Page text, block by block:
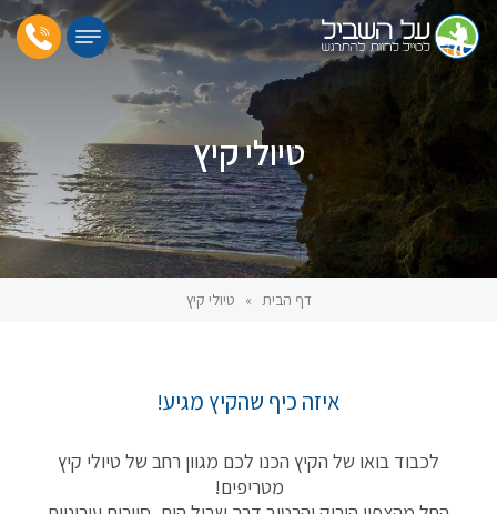
טיולי קיץ
דף הבית » טיולי קיץ
איזה כיף שהקיץ מגיע!
לכבוד בואו של הקיץ הכנו לכם מגוון רחב של טיולי קיץ
מטריפים!